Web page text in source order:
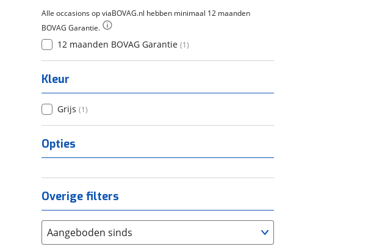
Alle occasions op viaBOVAG.nl hebben minimaal 12 maanden
BOVAG Garantie.
12 maanden BOVAG Garantie (1)
Kleur
Grijs (1)
Opties
Overige filters
Aangeboden sinds